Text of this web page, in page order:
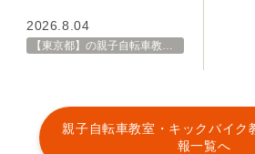
2026.8.04
【東京都】の親子自転車教室・イベント 開催スケジュール一覧
親子自転車教室・キックバイク
報一覧へ